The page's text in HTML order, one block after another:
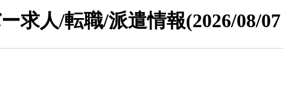
求人/転職/派遣情報(2026/08/